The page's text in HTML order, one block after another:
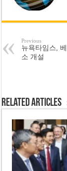
Previous
뉴욕타임스,
소 개설
Related Articles